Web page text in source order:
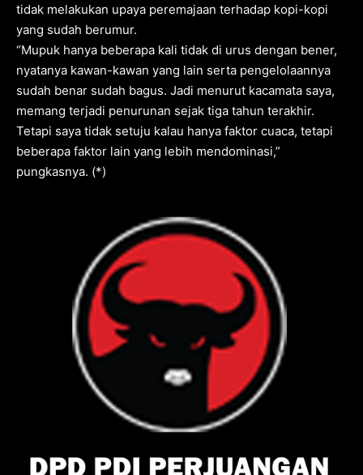
tidak melakukan upaya peremajaan terhadap kopi-kopi
yang sudah berumur.
“Mupuk hanya beberapa kali tidak di urus dengan bener,
nyatanya kawan-kawan yang lain serta pengelolaannya
sudah benar sudah bagus. Jadi menurut kacamata saya,
memang terjadi penurunan sejak tiga tahun terakhir.
Tetapi saya tidak setuju kalau hanya faktor cuaca, tetapi
beberapa faktor lain yang lebih mendominasi,”
pungkasnya. (*)